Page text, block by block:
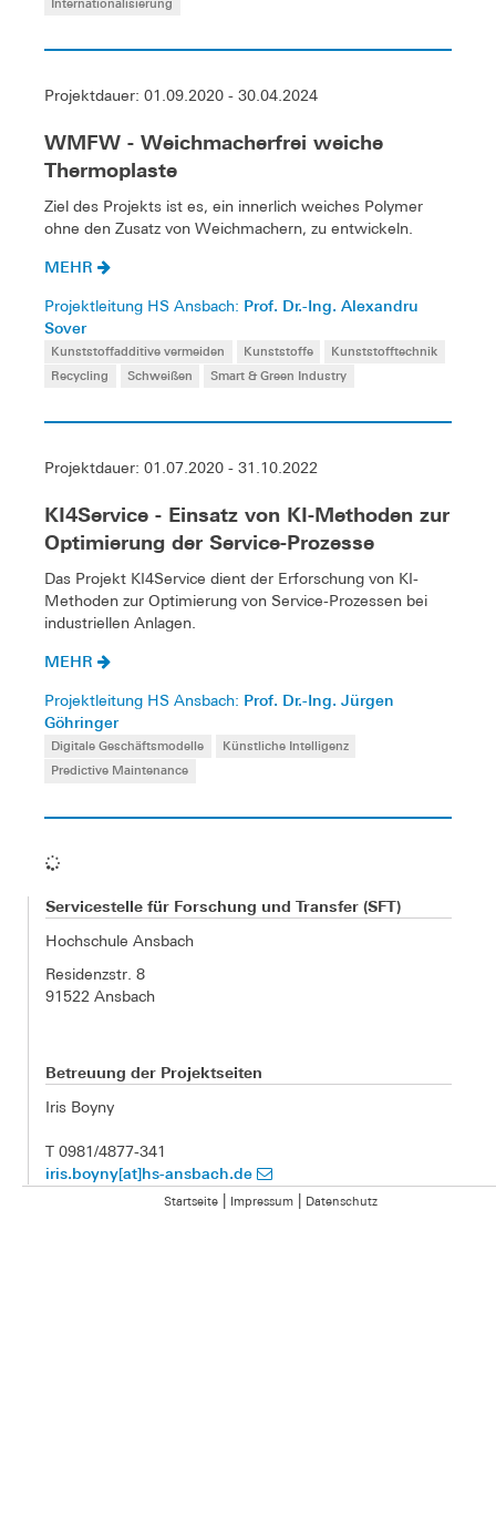
Projektdauer: 01.09.2020 - 30.04.2024
WMFW - Weichmacherfrei weiche
Thermoplaste
Ziel des Projekts ist es, ein innerlich weiches Polymer
ohne den Zusatz von Weichmachern, zu entwickeln.
MEHR
Projektleitung HS Ansbach: Prof. Dr.-Ing. Alexandru
Sover
Kunststoffadditive vermeiden Kunststoffe
Kunststofftechnik
Recycling
Schweißen Smart & Green Industry
Projektdauer: 01.07.2020 - 31.10.2022
KI4Service - Einsatz von KI-Methoden zur
Optimierung der Service-Prozesse
Das Projekt KI4Service dient der Erforschung von KI-
Methoden zur Optimierung von Service-Prozessen bei
industriellen Anlagen.
MEHR
Projektleitung HS Ansbach: Prof. Dr.-Ing. Jürgen
Göhringer
Digitale Geschäftsmodelle
Künstliche Intelligenz
Predictive Maintenance
Servicestelle für Forschung und Transfer (SFT)
Hochschule Ansbach
Residenzstr. 8
91522 Ansbach
Betreuung der Projektseiten
Iris Boyny
T 0981/4877-341
iris.boyny[at]hs-ansbach.de
Startseite| Impressum| Datenschutz